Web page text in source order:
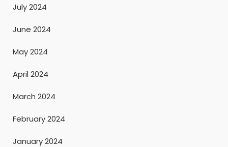
July 2024
June 2024
May 2024
April 2024
March 2024
February 2024
January 2024